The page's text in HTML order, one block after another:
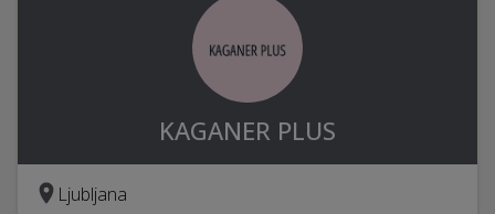
KAGANER PLUS
Ljubljana